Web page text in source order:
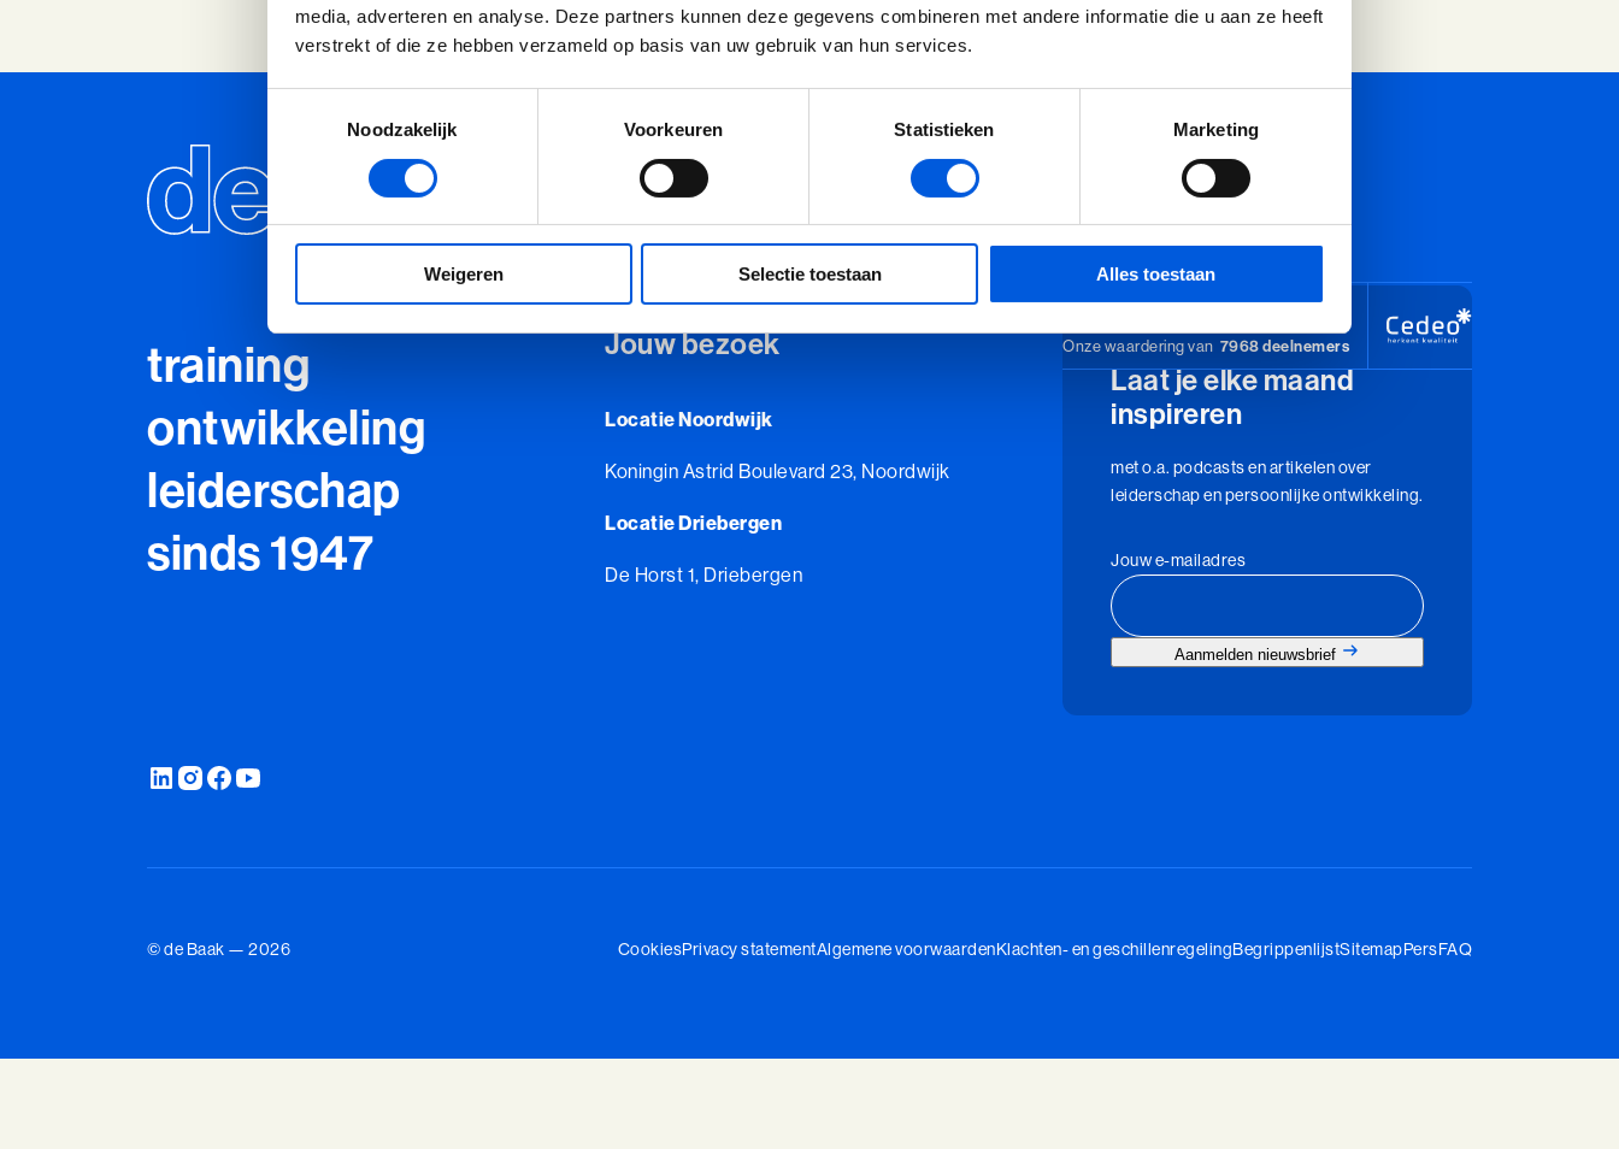
media, adverteren en analyse. Deze partners kunnen deze gegevens combineren met andere informatie die u aan ze heeft
verstrekt of die ze hebben verzameld op basis van uw gebruik van hun services.
Noodzakelijk
Voorkeuren Statistieken Marketing
Weigeren Selectie toestaan Alles toestaan
8,5
Onze waardering van 7968 deelnemers
Laat je elke maand
inspireren
met o.a. podcasts en artikelen over
leiderschap en persoonlijke ontwikkeling.
Jouw e-mailadres
Aanmelden nieuwsbrief
Jouw bezoek
Locatie Noordwijk
Koningin Astrid Boulevard 23, Noordwijk
Locatie Driebergen
De Horst 1, Driebergen
training
ontwikkeling
leiderschap
sinds 1947
CookiesPrivacy statementAlgemene voorwaardenKlachten- en geschillenregelingBegrippenlijstSitemapPersFAQ
© de Baak — 2026